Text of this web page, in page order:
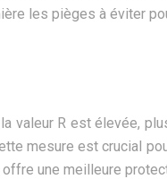
les pièges à éviter
valeur R est élevée,
mesure est crucial
une meilleure